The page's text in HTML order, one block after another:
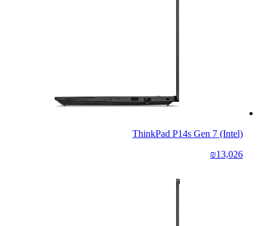
ThinkPad P14s Gen 7 (Intel)
₪13,026